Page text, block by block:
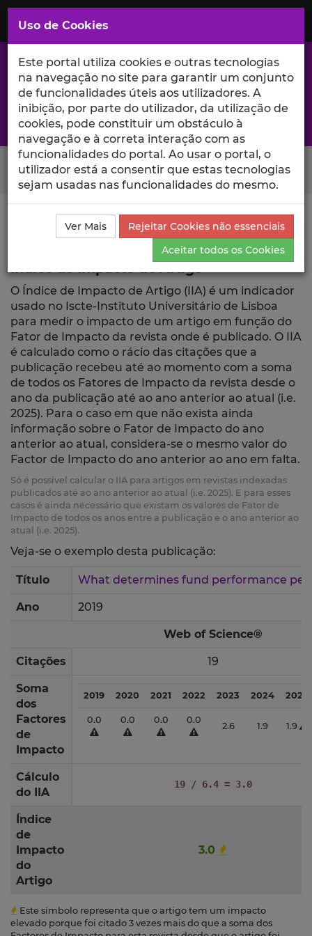
Saltar
para
Conteúdo
Principal
A excelência da investigação e ciência no Iscte
Search Button
Ciência_Iscte Publicações
Índice de Impacto de
O Índice de Impacto de Artigo (IIA) é um indicador
usado no Iscte-Instituto Universitário de Lisboa
para medir o impacto de um artigo em função do
Fator de Impacto da revista onde é publicado. O IIA
é calculado como o rácio das citações que a
publicação recebeu até ao momento com a soma
de todos os Fatores de Impacto da revista desde o
ano da publicação até ao ano anterior ao atual (i.e.
2025). Para o caso em que não exista ainda
informação sobre o Fator de Impacto do ano
anterior ao atual, considera-se o mesmo valor do
Factor de Impacto do ano anterior ao ano em falta.
Só é possível calcular o IIA para artigos em revistas indexadas
publicados até ao ano anterior ao atual (i.e. 2025). E para esses
casos é ainda necessário que existam os valores de Fator de
Impacto de todos os anos entre a publicação e o ano anterior ao
atual (i.e. 2025).
Veja-se o exemplo desta publicação:
Título What determines fund performance
Ano 2019
Web of Science®
Citações 19
Soma
dos
Factores
de
Impacto
2019 2020 2021 2022 2023 2024 2025
0.0 0.0 0.0 0.0
2.6 1.9 1.9
Cálculo
do IIA
19 / 6.4 = 3.0
Índice
de
Impacto
do
Artigo
3.0
Este símbolo representa que o artigo tem um impacto
elevado porque foi citado 3 vezes mais do que a soma dos
Uso de Cookies
Este portal utiliza cookies e outras tecnologias
na navegação no site para garantir um conjunto
de funcionalidades úteis aos utilizadores. A
inibição, por parte do utilizador, da utilização de
cookies, pode constituir um obstáculo à
navegação e à correta interação com as
funcionalidades do portal. Ao usar o portal, o
utilizador está a consentir que estas tecnologias
sejam usadas nas funcionalidades do mesmo.
Ver Mais
Rejeitar Cookies não essenciais
Aceitar todos os Cookies